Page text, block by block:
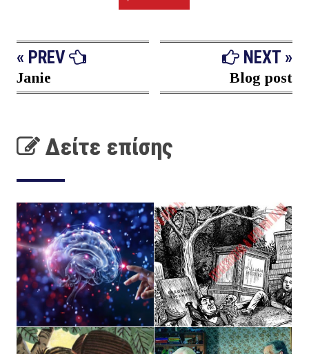
« PREV
Janie
NEXT »
Blog post
Δείτε επίσης